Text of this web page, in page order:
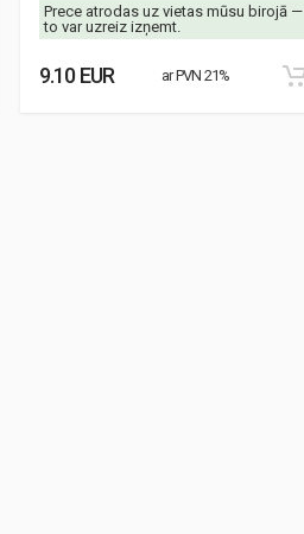
Prece atrodas uz vietas mūsu birojā —
to var uzreiz izņemt.
9.10 EUR ar PVN 21%